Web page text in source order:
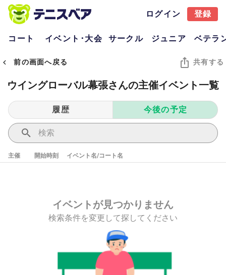
ログイン 登録
コート イベント･大会 サークル ジュニア ベテラ
前の画面へ戻る 共有する
ウイングローバル幕張さんの主催イベント一覧
履歴 今後の予定
主催 開始時刻 イベント名/コート名
イベントが見つかりません
検索条件を変更して探してください